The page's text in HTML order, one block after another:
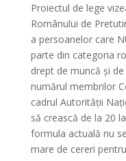
Proiectul de lege
Românului de
a persoanelor care
parte din categoria
drept de muncă și
numărul membrilor
cadrul Autorității
să crească de la 20
formula actuală nu
mare de cereri